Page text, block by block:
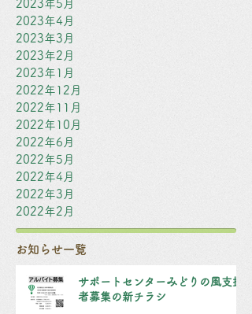
2023年5月
2023年4月
2023年3月
2023年2月
2023年1月
2022年12月
2022年11月
2022年10月
2022年6月
2022年5月
2022年4月
2022年3月
2022年2月
お知らせ一覧
サポートセンターみどりの風支援
者募集の新チラシ